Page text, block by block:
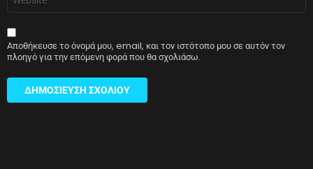
Αποθήκευσε το όνομά μου, email, και τον ιστότοπο μου σε αυτόν τον
πλοηγό για την επόμενη φορά που θα σχολιάσω.